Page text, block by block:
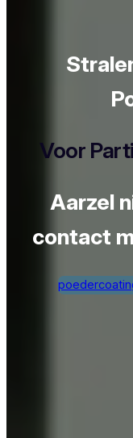
Voor
Aarzel
contact